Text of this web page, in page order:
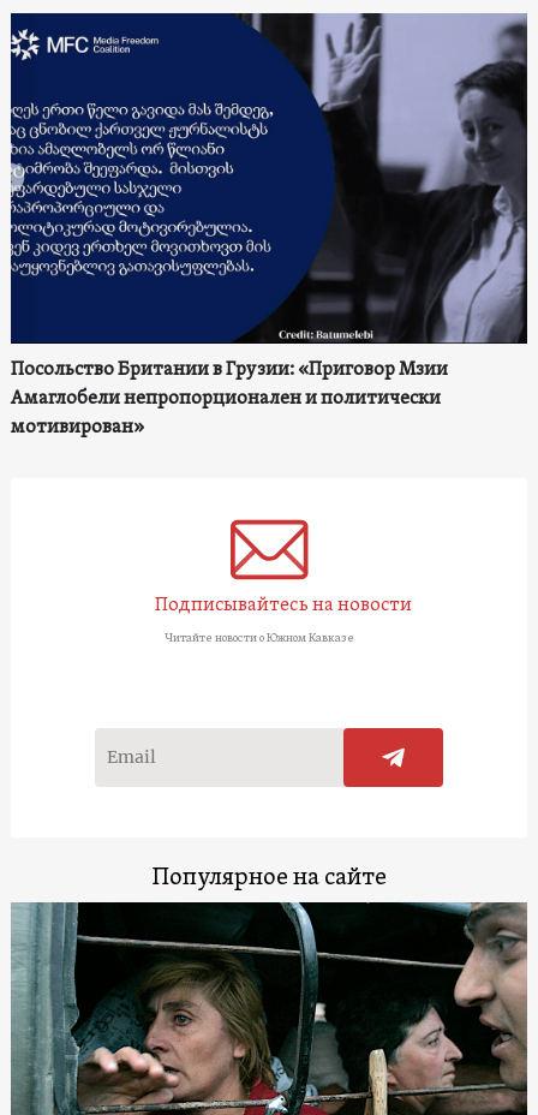
Посольство Британии в Грузии: «Приговор Мзии
Амаглобели непропорционален и политически
мотивирован»
Подписывайтесь на новости
Читайте новости о Южном Кавказе
Популярное на сайте